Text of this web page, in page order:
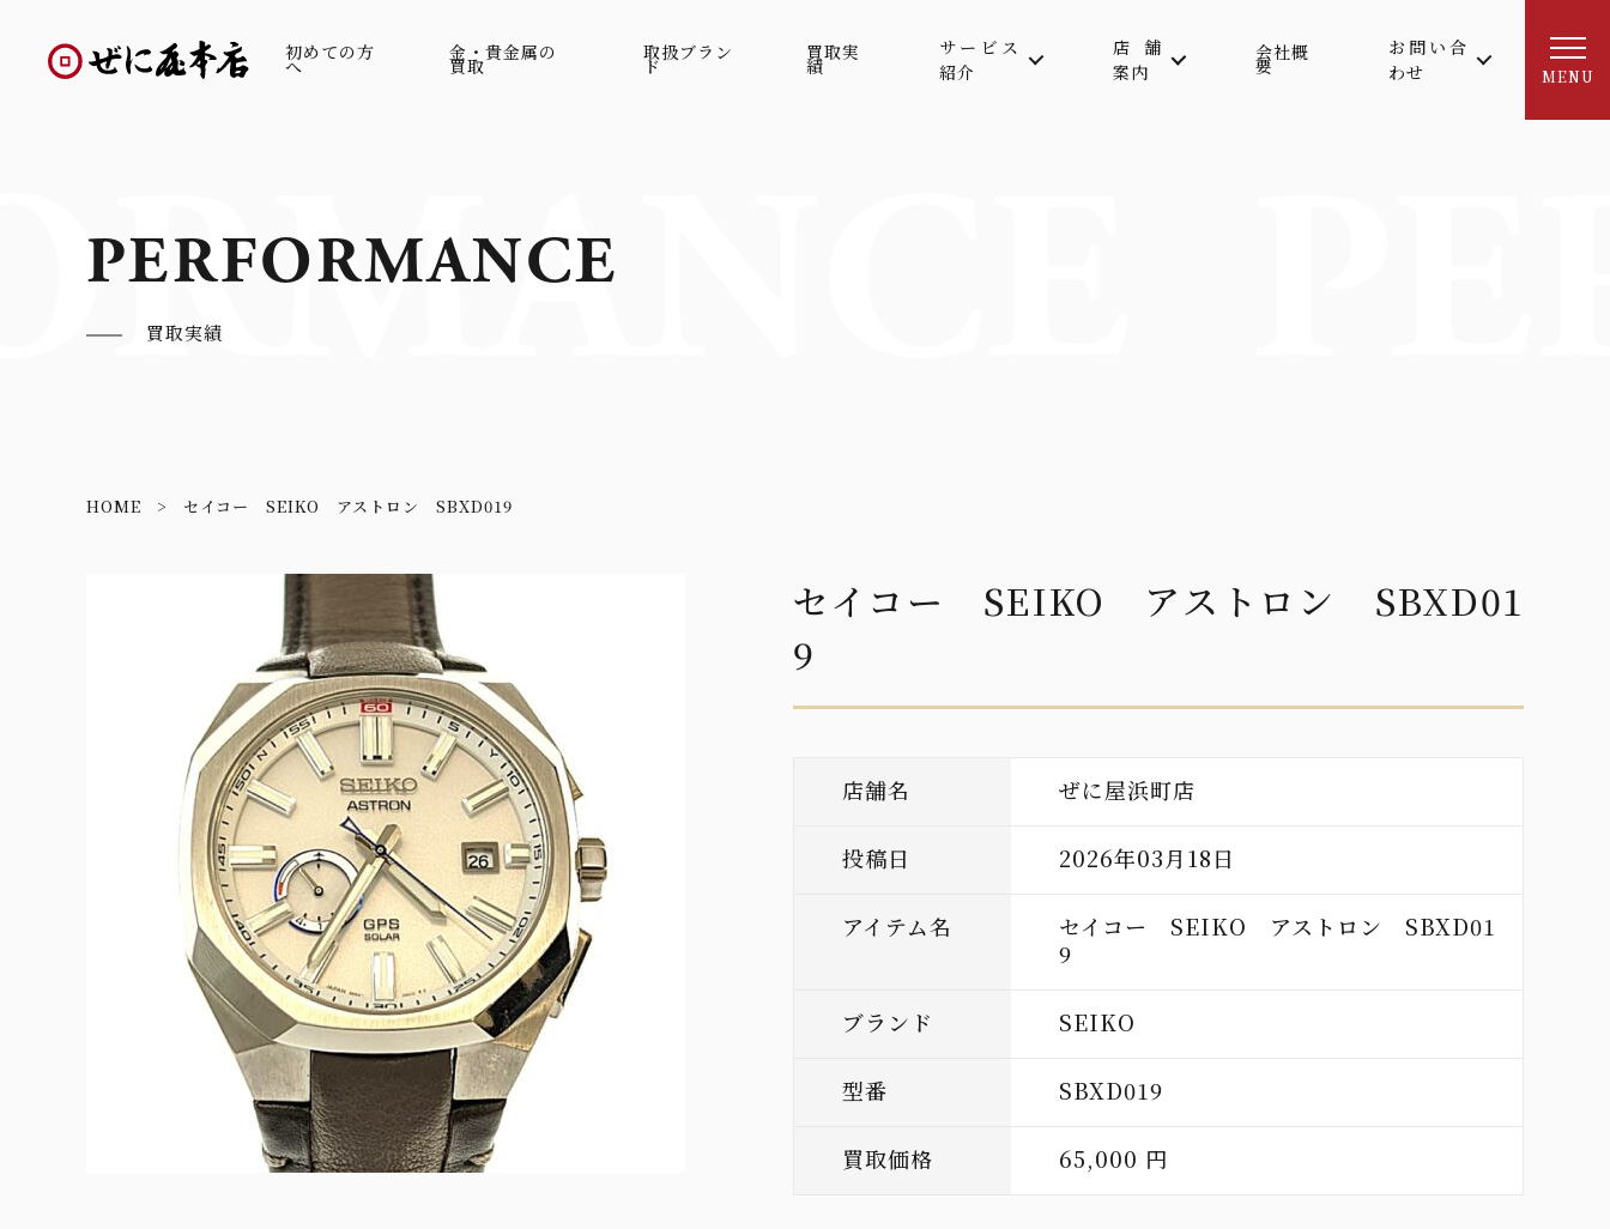
初めての方
へ
金・貴金属の
買取
取扱ブラン
ド
買取実
績
サービス
紹介
店舗
案内
会社概
要
お問い合
わせ
MENU
PERFORMANCE
買取実績
HOME セイコー SEIKO アストロン SBXD019
セイコー SEIKO アストロン SBXD01
9
店舗名 ぜに屋浜町店
投稿日 2026年03月18日
アイテム名
セイコー SEIKO アストロン SBXD01
9
ブランド SEIKO
型番 SBXD019
買取価格 65,000 円